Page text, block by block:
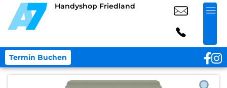
Handyshop Friedland
Termin Buchen